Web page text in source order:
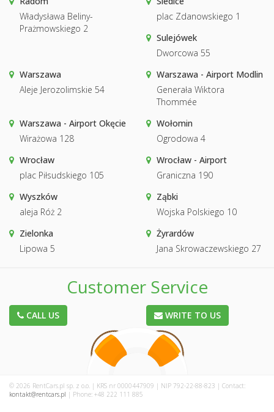
Władysława Beliny-
Prażmowskiego 2
plac Zdanowskiego 1
Sulejówek
Dworcowa 55
Warszawa
Aleje Jerozolimskie 54
Warszawa - Airport Modlin
Generała Wiktora
Thommée
Warszawa - Airport Okęcie
Wirażowa 128
Wołomin
Ogrodowa 4
Wrocław
plac Piłsudskiego 105
Wrocław - Airport
Graniczna 190
Wyszków
aleja Róż 2
Ząbki
Wojska Polskiego 10
Zielonka
Lipowa 5
Żyrardów
Jana Skrowaczewskiego 27
Customer Service
CALL US WRITE TO US
© 2026 RentCars.pl sp. z o.o. | KRS nr 0000447909 | NIP 792-22-88-823 | Contact:
kontakt@rentcars.pl | Phone: +48 222 111 885